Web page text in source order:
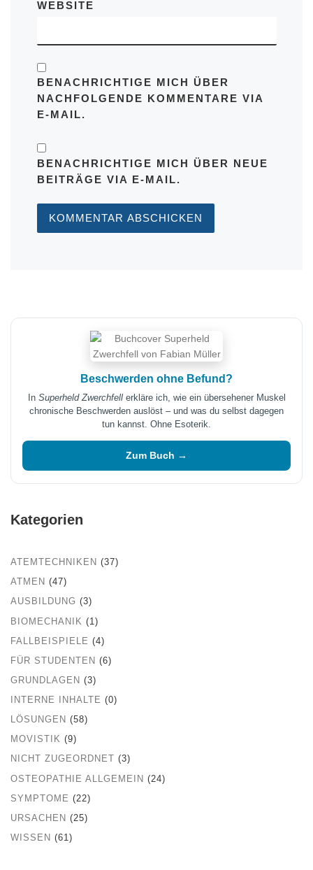
WEBSITE
BENACHRICHTIGE MICH ÜBER
NACHFOLGENDE KOMMENTARE VIA
E-MAIL.
BENACHRICHTIGE MICH ÜBER NEUE
BEITRÄGE VIA E-MAIL.
Beschwerden ohne Befund?
In Superheld Zwerchfellerkläre ich, wie ein übersehener Muskel
chronische Beschwerden auslöst – und was du selbst dagegen
tun kannst. Ohne Esoterik.
Zum Buch →
Kategorien
ATEMTECHNIKEN (37)
ATMEN (47)
AUSBILDUNG (3)
BIOMECHANIK (1)
FALLBEISPIELE (4)
FÜR STUDENTEN (6)
GRUNDLAGEN (3)
INTERNE INHALTE (0)
LÖSUNGEN (58)
MOVISTIK (9)
NICHT ZUGEORDNET (3)
OSTEOPATHIE ALLGEMEIN (24)
SYMPTOME (22)
URSACHEN (25)
WISSEN (61)